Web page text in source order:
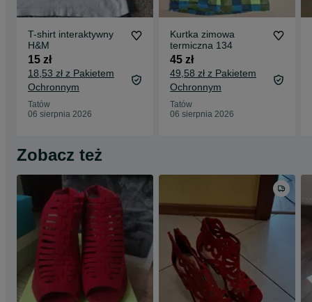
T-shirt interaktywny
H&M
15 zł
18,53 zł z Pakietem
Ochronnym
Tatów
06 sierpnia 2026
Kurtka zimowa
termiczna 134
45 zł
49,58 zł z Pakietem
Ochronnym
Tatów
06 sierpnia 2026
Zobacz też